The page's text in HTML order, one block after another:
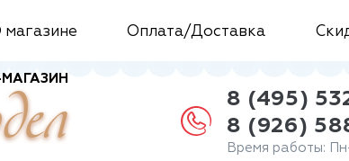
магазине Оплата/Доставка
8 (495)
8 (926)
Время работы: